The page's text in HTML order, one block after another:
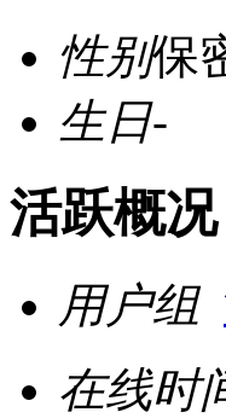
性别保
生日-
活跃概况
用户组
在线时